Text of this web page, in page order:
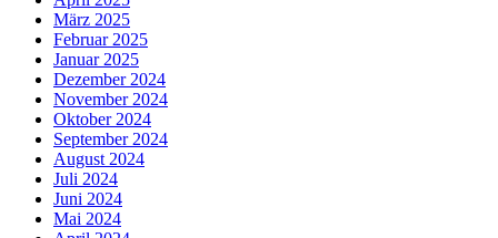
März 2025
Februar 2025
Januar 2025
Dezember 2024
November 2024
Oktober 2024
September 2024
August 2024
Juli 2024
Juni 2024
Mai 2024